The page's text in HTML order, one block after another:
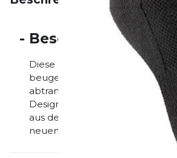
- Beschreibung
Diese gepolsterten
beugen Blasen vor und sind
abtransportieren. Das
Designed Die Artist Designed-
aus der Outdoor-Community.
neuen Künstler entworfen.